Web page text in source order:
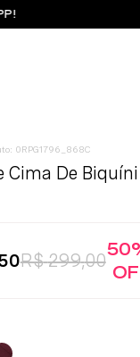
: 0RPG1796_868C
Cima De
R$ 299,00